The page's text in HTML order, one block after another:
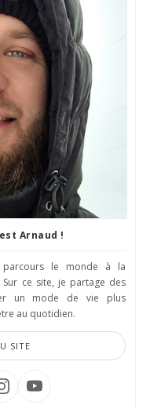
Arnaud !
le monde à la
ce site, je partage des
un mode de vie plus
au quotidien.
SITE